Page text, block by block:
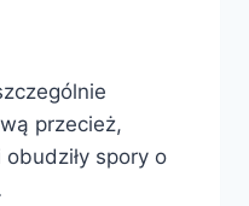
przecież,
spory o